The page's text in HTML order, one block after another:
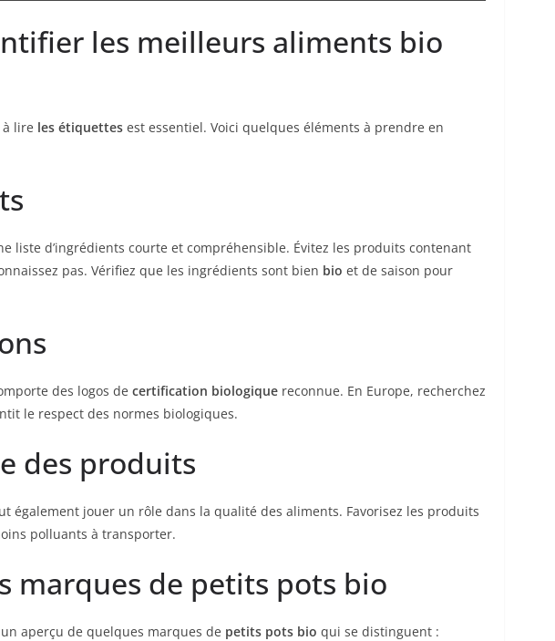
les meilleurs aliments bio
lire les étiquettes est essentiel. Voici quelques éléments à prendre en
liste d’ingrédients courte et compréhensible. Évitez les produits contenant
pas. Vérifiez que les ingrédients sont bien bio et de saison pour
des logos de certification biologique reconnue. En Europe, recherchez
le respect des normes biologiques.
des produits
également jouer un rôle dans la qualité des aliments. Favorisez les produits
polluants à transporter.
marques de petits pots bio
aperçu de quelques marques de petits pots bio qui se distinguent :